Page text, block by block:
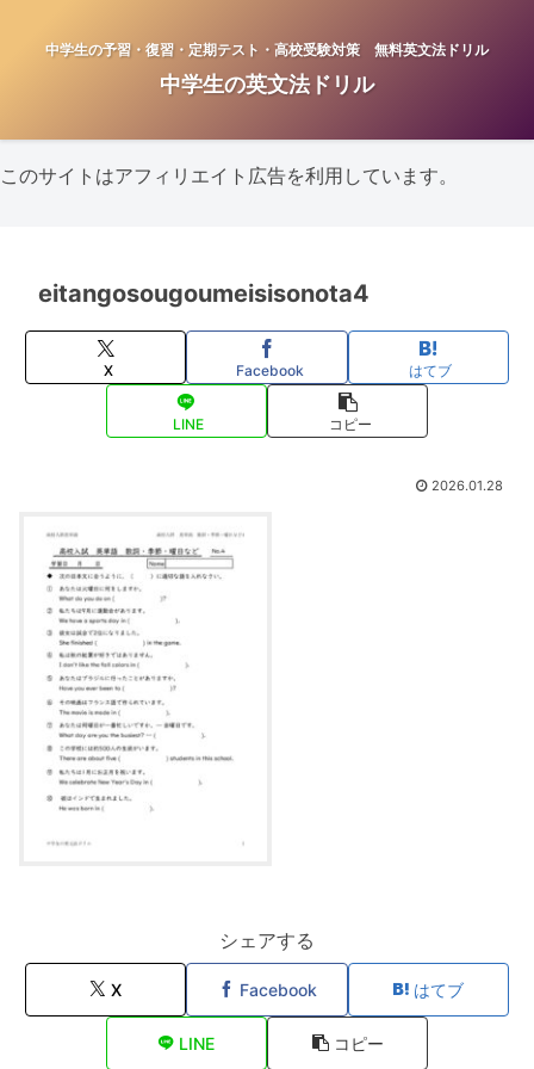
中学生の予習・復習・定期テスト・高校受験対策 無料英文法ドリル
中学生の英文法ドリル
このサイトはアフィリエイト広告を利用しています。
eitangosougoumeisisonota4
X Facebook はてブ
LINE コピー
2026.01.28
シェアする
X Facebook はてブ
LINE コピー